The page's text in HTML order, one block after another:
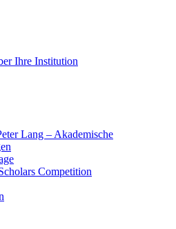
Ihre Institution
Lang – Akademische
Competition